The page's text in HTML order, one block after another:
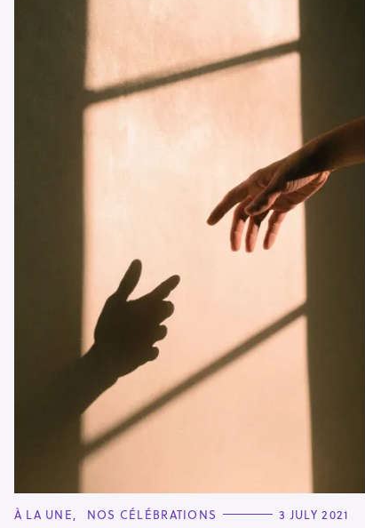
C
À LA UNE NOS CÉLÉBRATIONS 3 JULY 2021
Press Esc to cancel.